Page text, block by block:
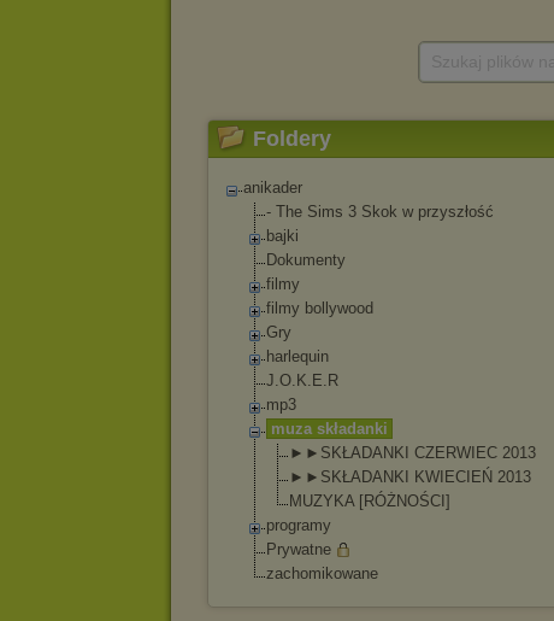
Foldery
anikader
- The Sims 3 Skok w przyszłość
bajki
Dokumenty
filmy
filmy bollywood
Gry
harlequin
J.O.K.E.R
mp3
muza składanki
►►SKŁADANKI CZERWIEC 2013
►►SKŁADANKI KWIECIEŃ 2013
MUZYKA [RÓŻNOŚCI]
programy
Prywatne
zachomikowane